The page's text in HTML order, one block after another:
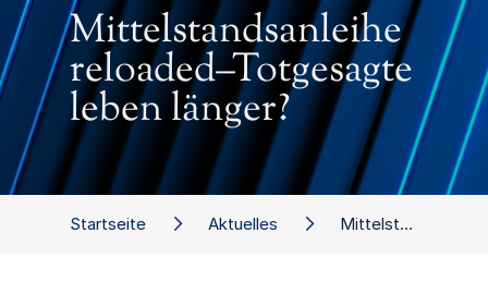
Startseite Aktuelles Mittelstandsanleihe reloaded–Totgesagte leben länger?
Mittelstandsanleihe
reloaded–Totgesagte
leben länger?